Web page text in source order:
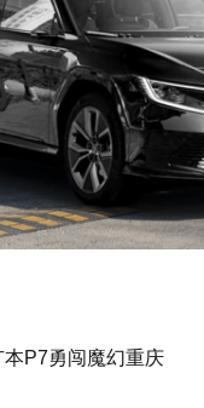
P7勇闯魔幻重庆